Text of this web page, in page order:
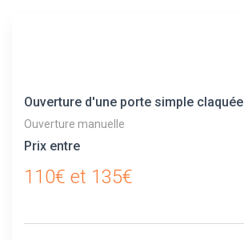
Ouverture d'une porte simple claquée
Ouverture manuelle
Prix entre
110€ et 135€